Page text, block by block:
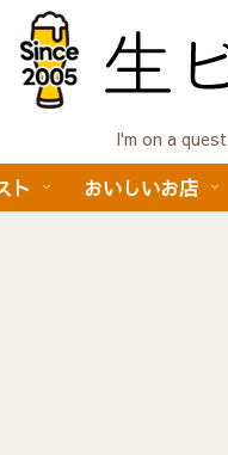
I'm on a
ト おいしいお店